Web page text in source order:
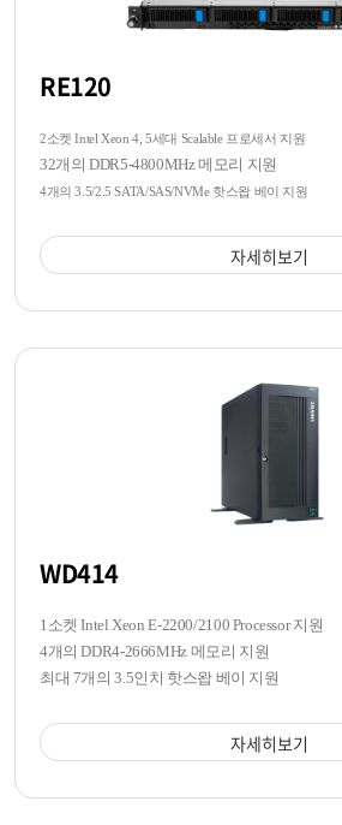
RE120
2소켓 Intel Xeon 4, 5세대 Scalable 프로세서 지원
32개의 DDR5-4800MHz 메모리 지원
4개의 3.5/2.5 SATA/SAS/NVMe 핫스왑 베이 지원
자세히보기
WD414
1소켓 Intel Xeon E-2200/2100 Processor 지원
4개의 DDR4-2666MHz 메모리 지원
최대 7개의 3.5인치 핫스왑 베이 지원
자세히보기